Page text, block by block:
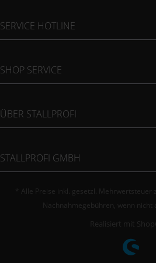
SERVICE HOTLINE
SHOP SERVICE
ÜBER STALLPROFI
STALLPROFI GMBH
* Alle Preise inkl. gesetzl. Mehrwertsteuer
Nachnahmegebühren, wenn nicht
Realisiert mit